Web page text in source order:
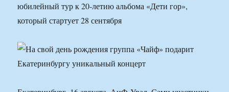
юбилейный тур к 20-летию альбома «Дети гор»,
который стартует 28 сентября